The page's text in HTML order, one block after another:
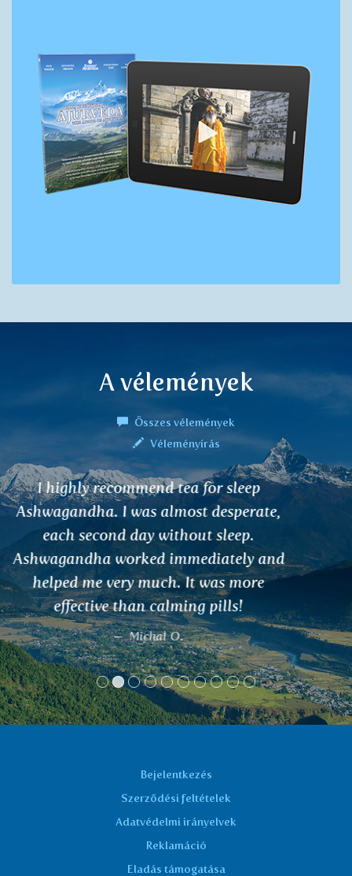
A vélemények
Összes vélemények
Véleményírás
Tökéletesség, fantasztikus íz, illat,
ellazulás ... NAGYON AJÁNLOM :-)
Silvie H.
Bejelentkezés
Szerződési feltételek
Adatvédelmi irányelvek
Reklamáció
Eladás támogatása